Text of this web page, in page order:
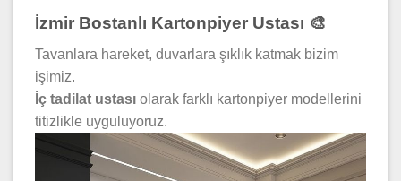
İzmir Bostanlı Kartonpiyer Ustası 🎨
Tavanlara hareket, duvarlara şıklık katmak bizim
işimiz.
İç tadilat ustası olarak farklı kartonpiyer modellerini
titizlikle uyguluyoruz.